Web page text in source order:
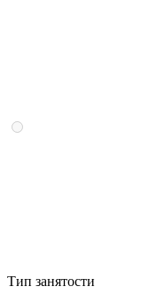
Тип занятости